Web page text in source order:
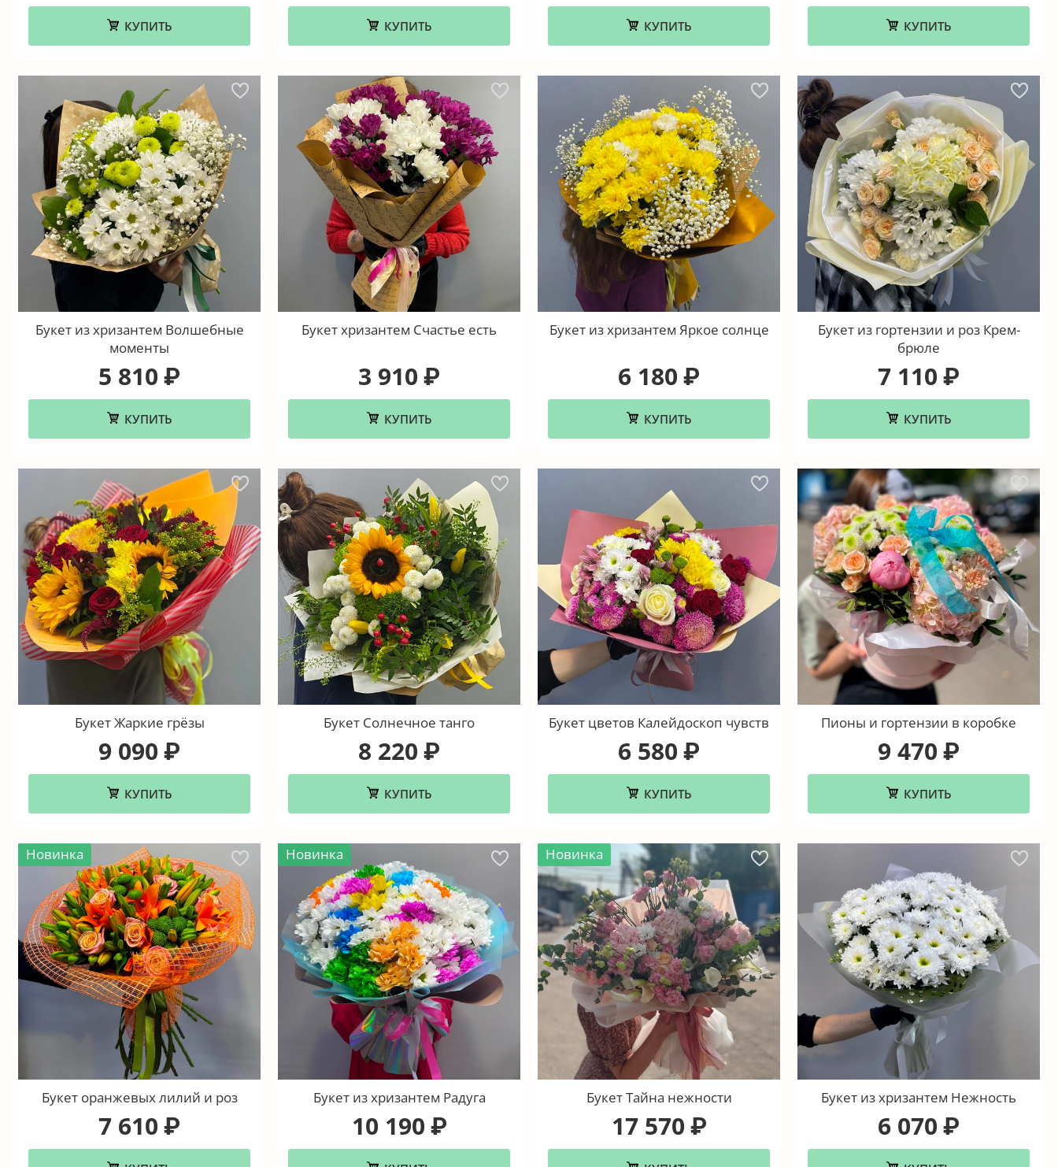
КУПИТЬ КУПИТЬ КУПИТЬ КУПИТЬ
Букет из хризантем Волшебные
моменты
5 810 ₽
КУПИТЬ
Букет хризантем Счастье есть
3 910 ₽
КУПИТЬ
Букет из хризантем Яркое солнце
6 180 ₽
КУПИТЬ
Букет из гортензии и роз Крем-
брюле
7 110 ₽
КУПИТЬ
Букет Жаркие грёзы
9 090 ₽
КУПИТЬ
Букет Солнечное танго
8 220 ₽
КУПИТЬ
Букет цветов Калейдоскоп чувств
6 580 ₽
КУПИТЬ
Пионы и гортензии в коробке
9 470 ₽
КУПИТЬ
Новинка
Букет оранжевых лилий и роз
7 610 ₽
Новинка
Букет из хризантем Радуга
10 190 ₽
Новинка
Букет Тайна нежности
17 570 ₽
Букет из хризантем Нежность
6 070 ₽